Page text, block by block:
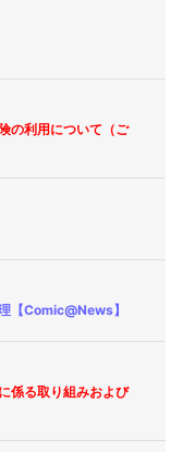
の利用について（ご
【Comic@News】
係る取り組みおよび